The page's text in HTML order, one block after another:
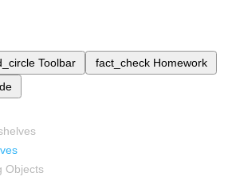
Toolbar fact_check Homework
Objects